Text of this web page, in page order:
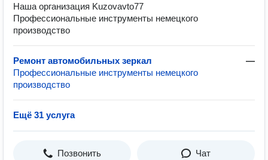
Наша организация Kuzovavto77
Профессиональные инструменты немецкого
производство
Ремонт автомобильных зеркал
—
Профессиональные инструменты немецкого
производство
Ещё 31 услуга
Позвонить Чат